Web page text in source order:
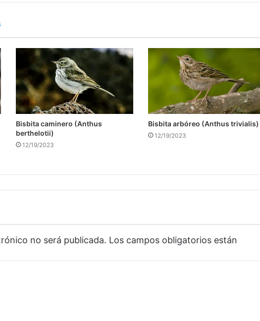
Bisbita caminero (Anthus
berthelotii)
12/19/2023
Bisbita arbóreo (Anthus trivialis)
12/19/2023
no será publicada. Los campos obligatorios están